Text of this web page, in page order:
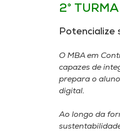
2° TURMA
Potencialize
O MBA em
capazes de
prepara o
digital.
Ao longo da